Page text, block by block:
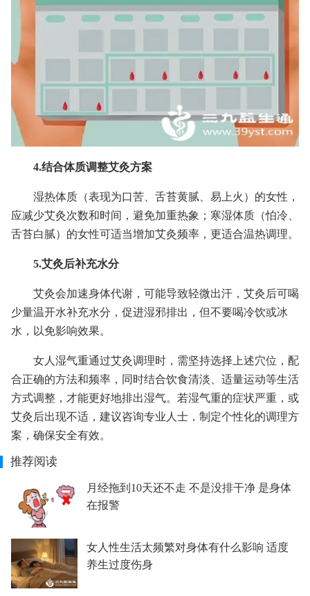
4.结合体质调整艾灸方案
湿热体质（表现为口苦、舌苔黄腻、易上火）的女性，
应减少艾灸次数和时间，避免加重热象；寒湿体质（怕冷、
舌苔白腻）的女性可适当增加艾灸频率，更适合温热调理。
5.艾灸后补充水分
艾灸会加速身体代谢，可能导致轻微出汗，艾灸后可喝
少量温开水补充水分，促进湿邪排出，但不要喝冷饮或冰
水，以免影响效果。
女人湿气重通过艾灸调理时，需坚持选择上述穴位，配
合正确的方法和频率，同时结合饮食清淡、适量运动等生活
方式调整，才能更好地排出湿气。若湿气重的症状严重，或
艾灸后出现不适，建议咨询专业人士，制定个性化的调理方
案，确保安全有效。
推荐阅读
月经拖到10天还不走 不是没排干净 是身体
在报警
女人性生活太频繁对身体有什么影响 适度
养生过度伤身